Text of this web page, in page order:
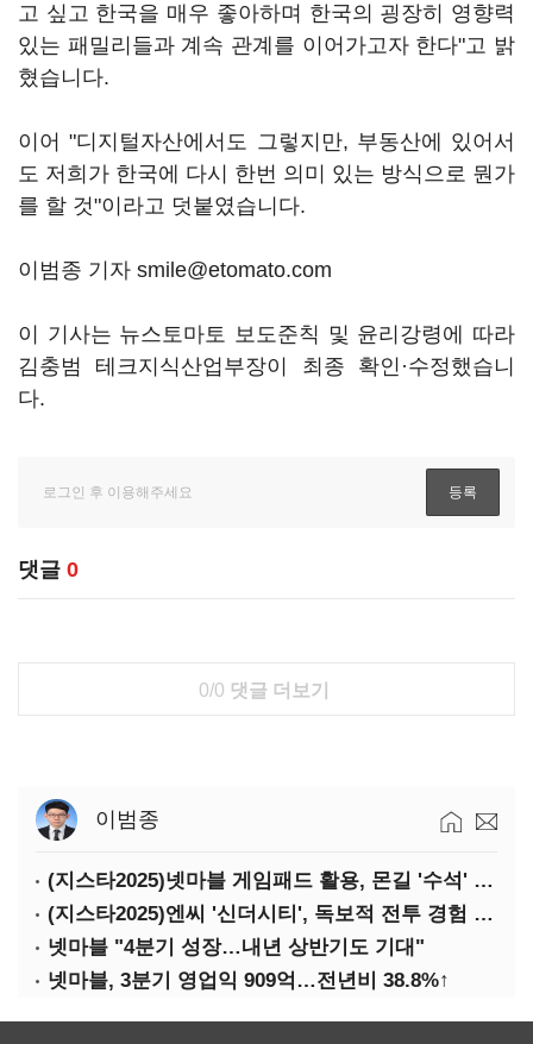
고 싶고 한국을 매우 좋아하며 한국의 굉장히 영향력
있는 패밀리들과 계속 관계를 이어가고자 한다"고 밝
혔습니다.
이어 "디지털자산에서도 그렇지만, 부동산에 있어서
도 저희가 한국에 다시 한번 의미 있는 방식으로 뭔가
를 할 것"이라고 덧붙였습니다.
이범종 기자 smile@etomato.com
이 기사는 뉴스토마토 보도준칙 및 윤리강령에 따라
김충범 테크지식산업부장이 최종 확인·수정했습니
다.
댓글 0
0/0 댓글 더보기
이범종
(지스타2025)넷마블 게임패드 활용, 몬길 '수석' 7대죄 '차석'
(지스타2025)엔씨 '신더시티', 독보적 전투 경험 필요
넷마블 "4분기 성장…내년 상반기도 기대"
넷마블, 3분기 영업익 909억…전년비 38.8%↑